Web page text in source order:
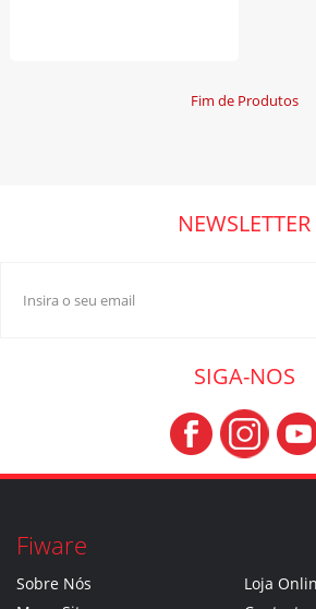
Fim de Produtos
NEWSLETTER
SIGA-NOS
Fiware
Sobre Nós
Loja